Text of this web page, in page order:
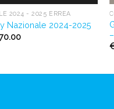
2024 - 2025 ERREÀ
Nazionale 2024-2025